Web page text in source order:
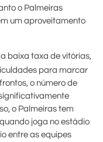
o Palmeiras
um aproveitamento
baixa taxa de vitórias,
para marcar
o número de
o Palmeiras tem
joga no estádio
entre as equipes